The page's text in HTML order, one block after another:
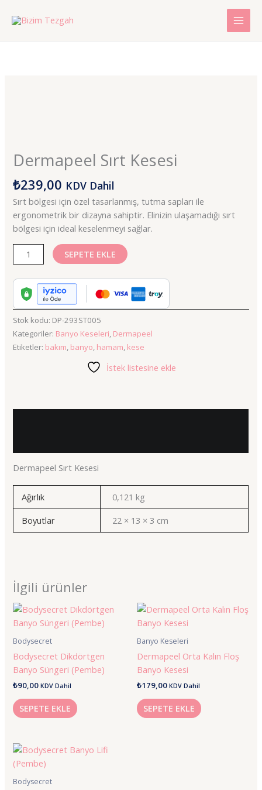
atla
Dermapeel Sırt Kesesi
₺239,00 KDV Dahil
Sırt bölgesi için özel tasarlanmış, tutma sapları ile
ergonometrik bir dizayna sahiptir. Elinizin ulaşamadığı sırt
bölgesi için ideal keselenmeyi sağlar.
SEPETE EKLE
Stok kodu: DP-293ST005
Kategoriler: Banyo Keseleri, Dermapeel
Etiketler: bakım, banyo, hamam, kese
İstek listesine ekle
Dermapeel Sırt Kesesi
Ağırlık
0,121 kg
Boyutlar
22 × 13 × 3 cm
İlgili ürünler
Bodysecret
Bodysecret Dikdörtgen
Banyo Süngeri (Pembe)
₺90,00 KDV Dahil
SEPETE EKLE
Banyo Keseleri
Dermapeel Orta Kalın Floş
Banyo Kesesi
₺179,00 KDV Dahil
SEPETE EKLE
Bodysecret